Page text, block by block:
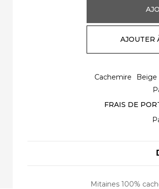
AJOUTER
Cachemire Beige
FRAIS DE
Mitaines 100%